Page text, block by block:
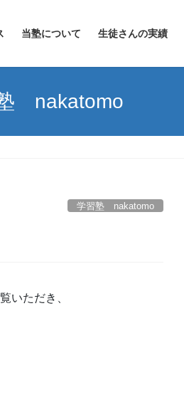
当塾について 生徒さんの実績
nakatomo
学習塾 nakatomo
いただき、